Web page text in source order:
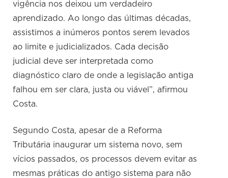
vigência nos deixou um verdadeiro
aprendizado. Ao longo das últimas décadas,
assistimos a inúmeros pontos serem levados
ao limite e judicializados. Cada decisão
judicial deve ser interpretada como
diagnóstico claro de onde a legislação antiga
falhou em ser clara, justa ou viável”, afirmou
Costa.
Segundo Costa, apesar de a Reforma
Tributária inaugurar um sistema novo, sem
vícios passados, os processos devem evitar as
mesmas práticas do antigo sistema para não